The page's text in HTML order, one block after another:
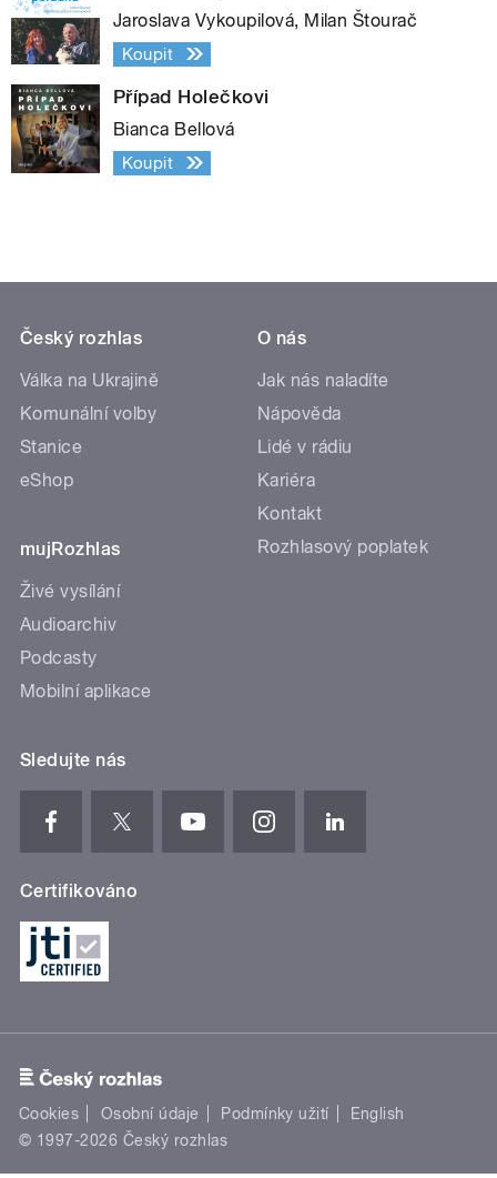
Jaroslava Vykoupilová, Milan Štourač
Koupit
Případ Holečkovi
Bianca Bellová
Koupit
Český rozhlas
Válka na Ukrajině
Komunální volby
Stanice
eShop
mujRozhlas
Živé vysílání
Audioarchiv
Podcasty
Mobilní aplikace
O nás
Jak nás naladíte
Nápověda
Lidé v rádiu
Kariéra
Kontakt
Rozhlasový poplatek
Sledujte nás
Certifikováno
Cookies Osobní údaje Podmínky užití
English
© 1997-2026 Český rozhlas